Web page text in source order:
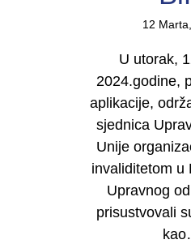
12
U utorak,
2024.godine,
aplikacije,
sjednica
Unije
invaliditetom u
Upravnog
prisustvovali